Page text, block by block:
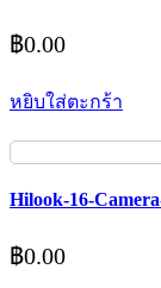
฿0.00
หยิบใส่ตะกร้า
Hilook-16-
฿0.00